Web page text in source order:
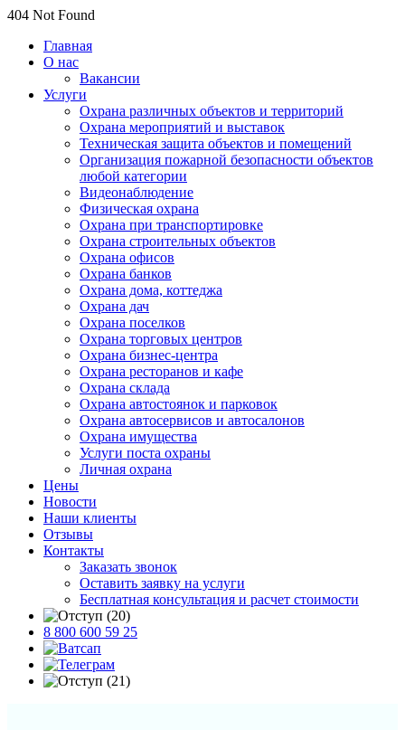
404 Not Found
Главная
О нас
Вакансии
Услуги
Охрана различных объектов и территорий
Охрана мероприятий и выставок
Техническая защита объектов и помещений
Организация пожарной безопасности объектов
любой категории
Видеонаблюдение
Физическая охрана
Охрана при транспортировке
Охрана строительных объектов
Охрана офисов
Охрана банков
Охрана дома, коттеджа
Охрана дач
Охрана поселков
Охрана торговых центров
Охрана бизнес-центра
Охрана ресторанов и кафе
Охрана склада
Охрана автостоянок и парковок
Охрана автосервисов и автосалонов
Охрана имущества
Услуги поста охраны
Личная охрана
Цены
Новости
Наши клиенты
Отзывы
Контакты
Заказать звонок
Оставить заявку на услуги
Бесплатная консультация и расчет стоимости
8 800 600 59 25